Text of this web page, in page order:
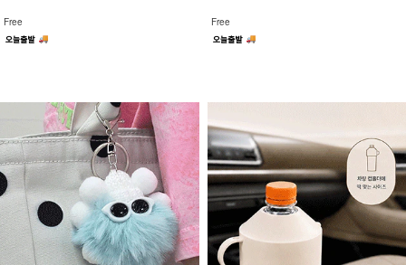
Free Free